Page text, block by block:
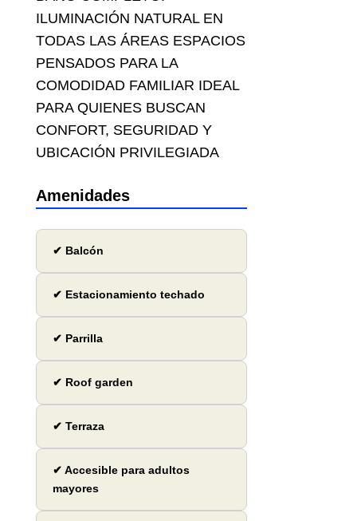
ILUMINACIÓN NATURAL EN
TODAS LAS ÁREAS ESPACIOS
PENSADOS PARA LA
COMODIDAD FAMILIAR IDEAL
PARA QUIENES BUSCAN
CONFORT, SEGURIDAD Y
UBICACIÓN PRIVILEGIADA
Amenidades
✔ Balcón
✔ Estacionamiento techado
✔ Parrilla
✔ Roof garden
✔ Terraza
✔ Accesible para adultos
mayores